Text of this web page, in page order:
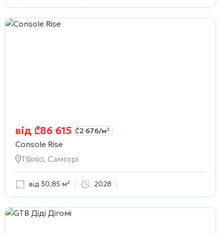
від ₾86 615 ₾2 676/м²
Console Rise
Тбілісі, Самгорі
від 30,85 м² 2028